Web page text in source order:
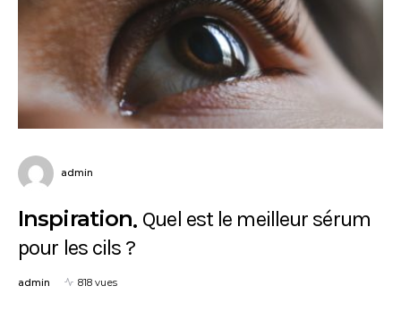
admin
Inspiration Quel est le meilleur sérum
pour les cils ?
admin 818 vues